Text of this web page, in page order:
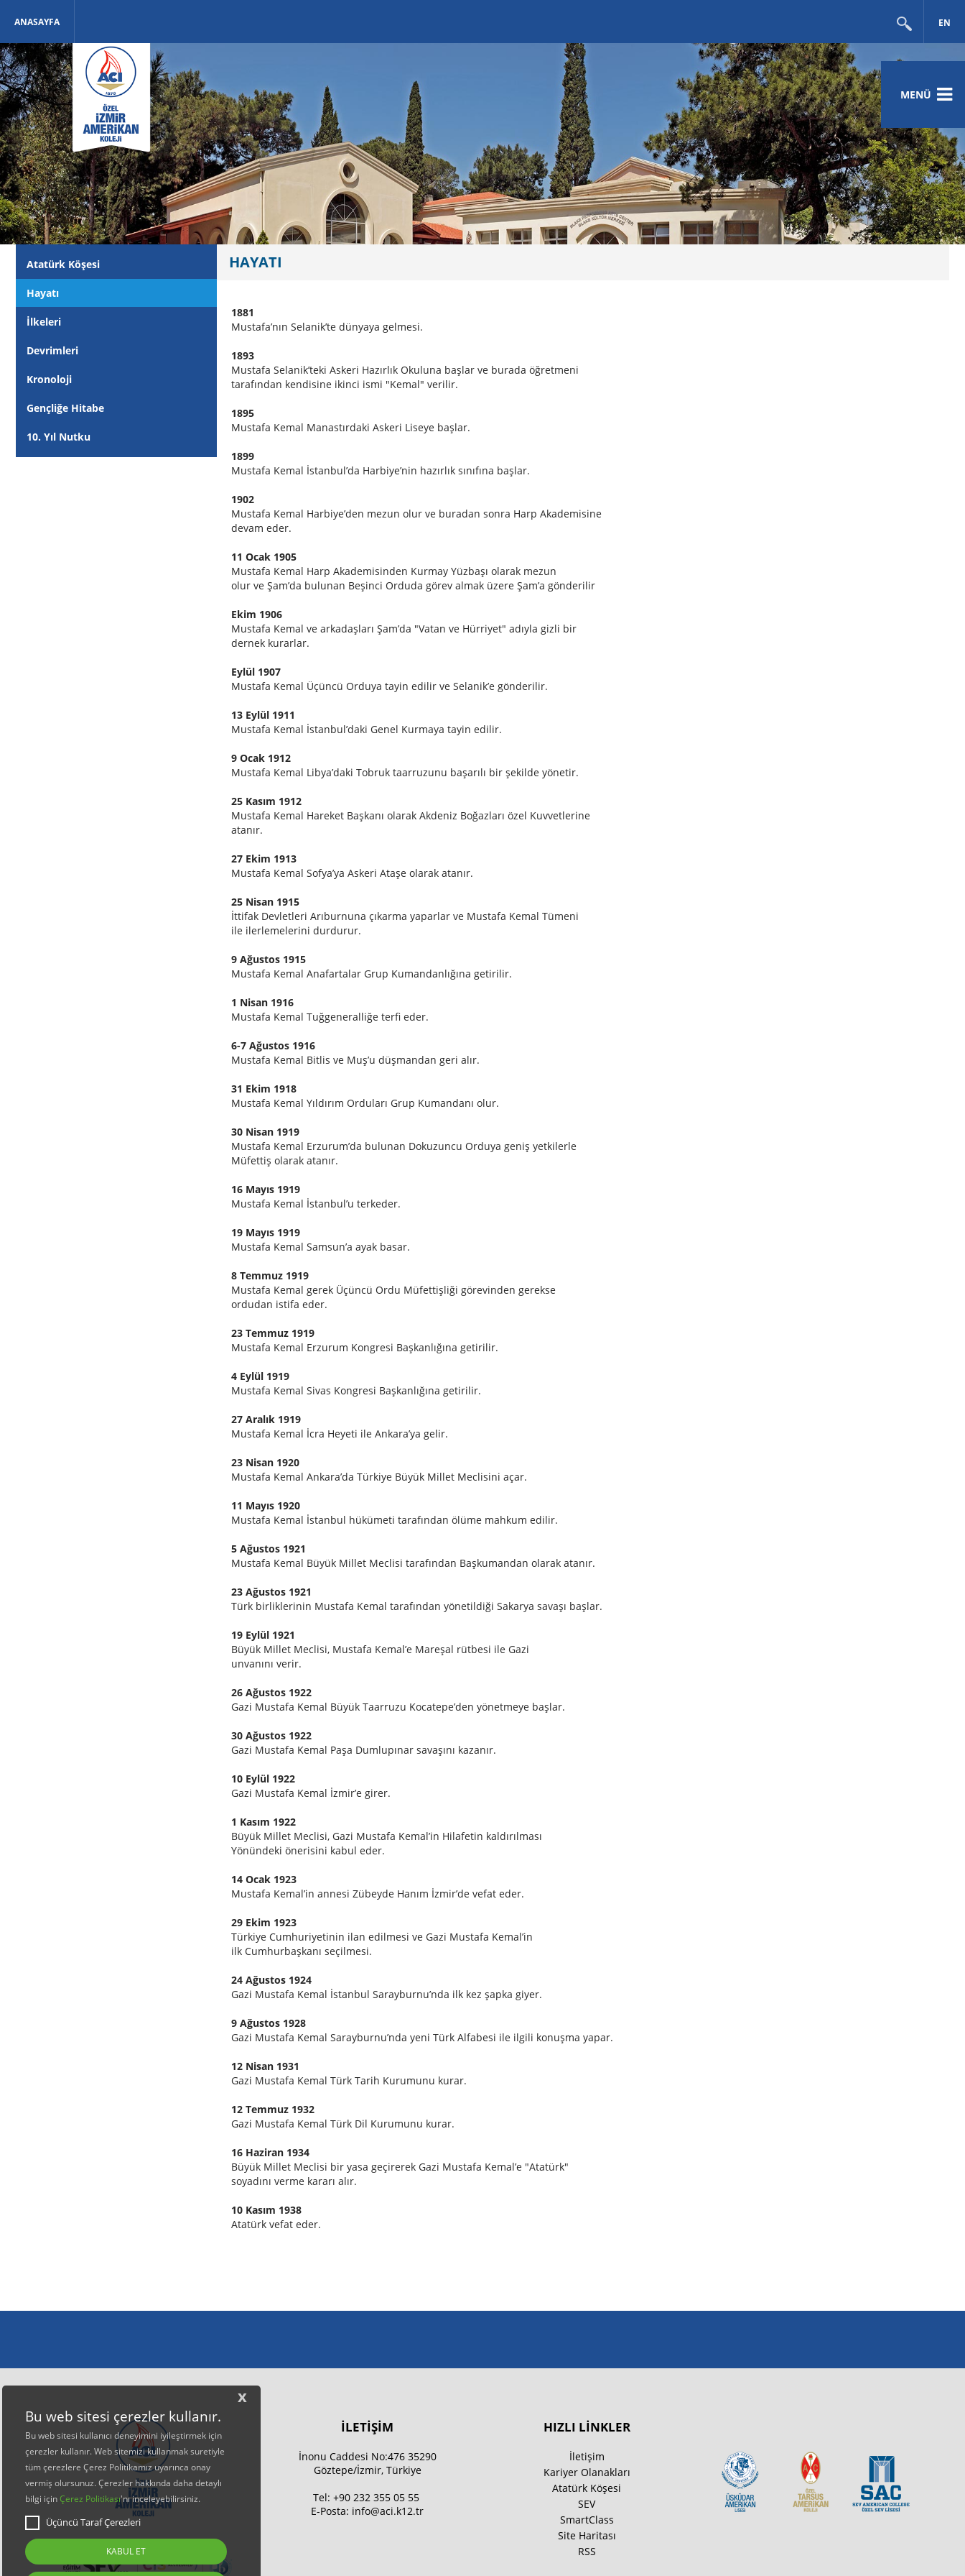
x
Bu web sitesi çerezler kullanır.
Bu web sitesi kullanıcı deneyimini iyileştirmek için
çerezler kullanır. Web sitemizi kullanmak suretiyle
tüm çerezlere Çerez Politikamız uyarınca onay
vermiş olursunuz. Çerezler hakkında daha detaylı
bilgi içinÇerez Politikası'nı inceleyebilirsiniz.
Üçüncü Taraf Çerezleri
KABUL ET
ANASAYFA EN
MENÜ
HAYATI
Atatürk Köşesi
Hayatı
İlkeleri
Devrimleri
Kronoloji
Gençliğe Hitabe
10. Yıl Nutku
1881
Mustafa’nın Selanik’te dünyaya gelmesi.
1893
Mustafa Selanik’teki Askeri Hazırlık Okuluna başlar ve burada öğretmeni
tarafından kendisine ikinci ismi "Kemal" verilir.
1895
Mustafa Kemal Manastırdaki Askeri Liseye başlar.
1899
Mustafa Kemal İstanbul’da Harbiye’nin hazırlık sınıfına başlar.
1902
Mustafa Kemal Harbiye’den mezun olur ve buradan sonra Harp Akademisine
devam eder.
11 Ocak 1905
Mustafa Kemal Harp Akademisinden Kurmay Yüzbaşı olarak mezun
olur ve Şam’da bulunan Beşinci Orduda görev almak üzere Şam’a gönderilir
Ekim 1906
Mustafa Kemal ve arkadaşları Şam’da "Vatan ve Hürriyet" adıyla gizli bir
dernek kurarlar.
Eylül 1907
Mustafa Kemal Üçüncü Orduya tayin edilir ve Selanik’e gönderilir.
13 Eylül 1911
Mustafa Kemal İstanbul’daki Genel Kurmaya tayin edilir.
9 Ocak 1912
Mustafa Kemal Libya’daki Tobruk taarruzunu başarılı bir şekilde yönetir.
25 Kasım 1912
Mustafa Kemal Hareket Başkanı olarak Akdeniz Boğazları özel Kuvvetlerine
atanır.
27 Ekim 1913
Mustafa Kemal Sofya’ya Askeri Ataşe olarak atanır.
25 Nisan 1915
İttifak Devletleri Arıburnuna çıkarma yaparlar ve Mustafa Kemal Tümeni
ile ilerlemelerini durdurur.
9 Ağustos 1915
Mustafa Kemal Anafartalar Grup Kumandanlığına getirilir.
1 Nisan 1916
Mustafa Kemal Tuğgeneralliğe terfi eder.
6-7 Ağustos 1916
Mustafa Kemal Bitlis ve Muş’u düşmandan geri alır.
31 Ekim 1918
Mustafa Kemal Yıldırım Orduları Grup Kumandanı olur.
30 Nisan 1919
Mustafa Kemal Erzurum’da bulunan Dokuzuncu Orduya geniş yetkilerle
Müfettiş olarak atanır.
16 Mayıs 1919
Mustafa Kemal İstanbul’u terkeder.
19 Mayıs 1919
Mustafa Kemal Samsun’a ayak basar.
8 Temmuz 1919
Mustafa Kemal gerek Üçüncü Ordu Müfettişliği görevinden gerekse
ordudan istifa eder.
23 Temmuz 1919
Mustafa Kemal Erzurum Kongresi Başkanlığına getirilir.
4 Eylül 1919
Mustafa Kemal Sivas Kongresi Başkanlığına getirilir.
27 Aralık 1919
Mustafa Kemal İcra Heyeti ile Ankara’ya gelir.
23 Nisan 1920
Mustafa Kemal Ankara’da Türkiye Büyük Millet Meclisini açar.
11 Mayıs 1920
Mustafa Kemal İstanbul hükümeti tarafından ölüme mahkum edilir.
5 Ağustos 1921
Mustafa Kemal Büyük Millet Meclisi tarafından Başkumandan olarak atanır.
23 Ağustos 1921
Türk birliklerinin Mustafa Kemal tarafından yönetildiği Sakarya savaşı başlar.
19 Eylül 1921
Büyük Millet Meclisi, Mustafa Kemal’e Mareşal rütbesi ile Gazi
unvanını verir.
26 Ağustos 1922
Gazi Mustafa Kemal Büyük Taarruzu Kocatepe’den yönetmeye başlar.
30 Ağustos 1922
Gazi Mustafa Kemal Paşa Dumlupınar savaşını kazanır.
10 Eylül 1922
Gazi Mustafa Kemal İzmir’e girer.
1 Kasım 1922
Büyük Millet Meclisi, Gazi Mustafa Kemal’in Hilafetin kaldırılması
Yönündeki önerisini kabul eder.
14 Ocak 1923
Mustafa Kemal’in annesi Zübeyde Hanım İzmir’de vefat eder.
29 Ekim 1923
Türkiye Cumhuriyetinin ilan edilmesi ve Gazi Mustafa Kemal’in
ilk Cumhurbaşkanı seçilmesi.
24 Ağustos 1924
Gazi Mustafa Kemal İstanbul Sarayburnu’nda ilk kez şapka giyer.
9 Ağustos 1928
Gazi Mustafa Kemal Sarayburnu’nda yeni Türk Alfabesi ile ilgili konuşma yapar.
12 Nisan 1931
Gazi Mustafa Kemal Türk Tarih Kurumunu kurar.
12 Temmuz 1932
Gazi Mustafa Kemal Türk Dil Kurumunu kurar.
16 Haziran 1934
Büyük Millet Meclisi bir yasa geçirerek Gazi Mustafa Kemal’e "Atatürk"
soyadını verme kararı alır.
10 Kasım 1938
Atatürk vefat eder.
İLETİŞİM
İnonu Caddesi No:476 35290
Göztepe/İzmir, Türkiye
Tel: +90 232 355 05 55
E-Posta: info@aci.k12.tr
HIZLI LİNKLER
İletişim
Kariyer Olanakları
Atatürk Köşesi
SEV
SmartClass
Site Haritası
RSS